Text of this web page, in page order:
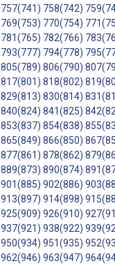
757(741) 758(742)
769(753) 770(754)
781(765) 782(766)
793(777) 794(778)
805(789) 806(790)
817(801) 818(802)
829(813) 830(814)
840(824) 841(825)
853(837) 854(838)
865(849) 866(850)
877(861) 878(862)
889(873) 890(874)
901(885) 902(886)
913(897) 914(898)
925(909) 926(910)
937(921) 938(922)
950(934) 951(935)
962(946) 963(947)